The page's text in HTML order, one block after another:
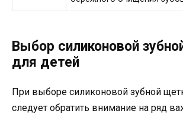
Выбор силиконовой
для детей
При выборе силиконовой зубной
следует обратить внимание на ряд